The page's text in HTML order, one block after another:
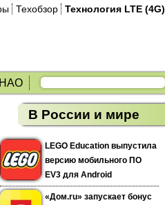
Техобзор Технология LTE (4G)
В России и мире
LEGO Education выпустила
версию мобильного ПО
EV3 для Android
«Дом.ru» запускает бонус